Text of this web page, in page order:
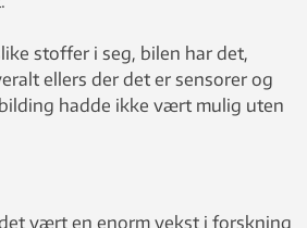
stoffer i seg, bilen har det,
ellers der det er sensorer og
hadde ikke vært mulig uten
vært en enorm vekst i forskning